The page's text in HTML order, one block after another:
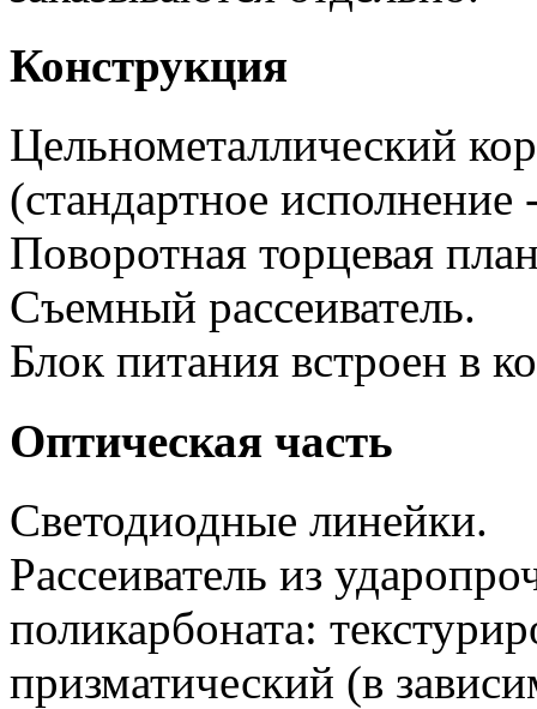
Конструкция
Цельнометаллический
(стандартное
Поворотная торцевая
Съемный рассеиватель.
Блок питания встроен в
Оптическая часть
Светодиодные линейки.
Рассеиватель из
поликарбоната:
призматический (в